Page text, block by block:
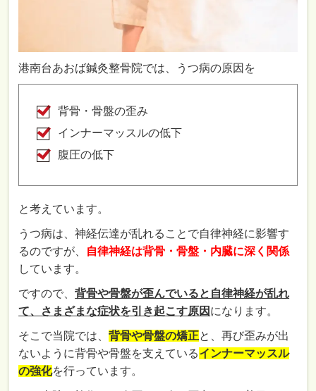
港南台あおば鍼灸整骨院では、うつ病の原因を
背骨・骨盤の歪み
インナーマッスルの低下
腹圧の低下
と考えています。
うつ病は、神経伝達が乱れることで自律神経に影響す
るのですが、
自律神経は背骨・骨盤・内臓に深く関係
しています。
ですので、背骨や骨盤が歪んでいると自律神経が乱れ
て、さまざまな症状を引き起こす原因 になります。
そこで当院では、背骨や骨盤の矯正と、再び歪みが出
ないように背骨や骨盤を支えているインナーマッスル
の強化を行っています。